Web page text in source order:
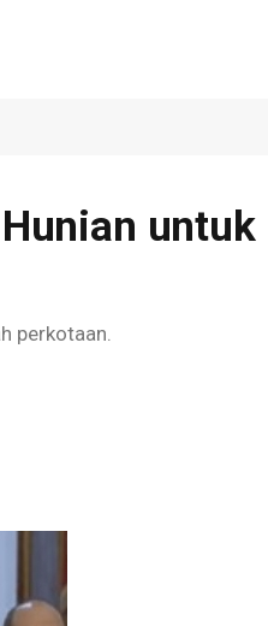
untuk
perkotaan.